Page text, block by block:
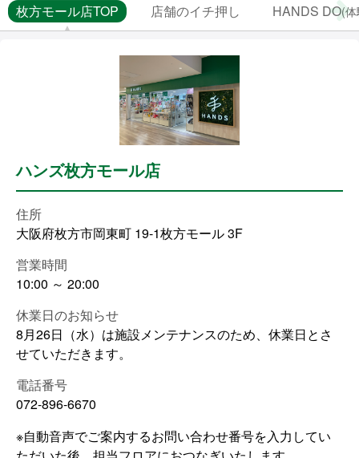
枚方モール店TOP 店舗のイチ押し HANDS DO(
ハンズ枚方モール店
住所
大阪府枚方市岡東町 19-1枚方モール 3F
営業時間
10:00 ～ 20:00
休業日のお知らせ
8月26日（水）は施設メンテナンスのため、休業日とさ
せていただきます。
電話番号
072-896-6670
※自動音声でご案内するお問い合わせ番号を入力してい